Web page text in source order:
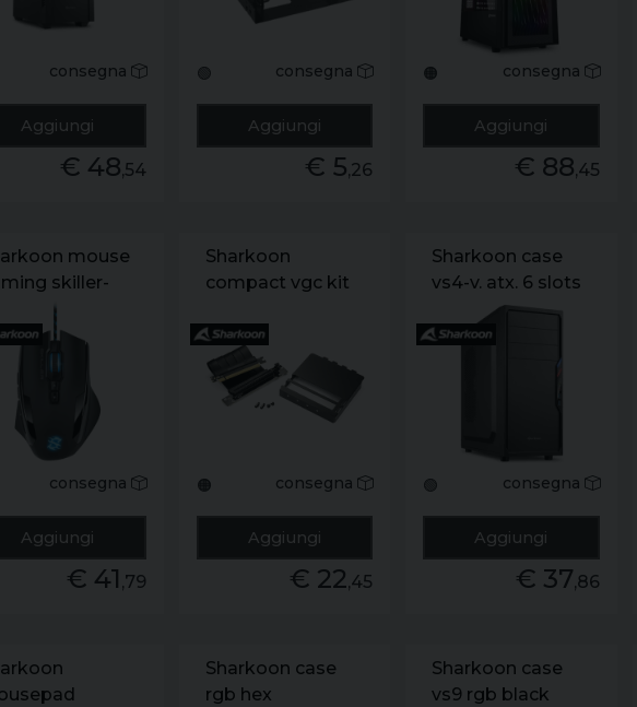
consegna
Aggiungi
€ 48,54
🟢 consegna
Aggiungi
€ 5,26
🟠 consegna
Aggiungi
€ 88,45
mouse
skiller-
1600 dpi.
6 tasti
consegna
Aggiungi
€ 41 ,79
Sharkoon
compact vgc kit
support verticale
per scheda video
pcie 3.0
🟠 consegna
Aggiungi
€ 22,45
Sharkoon case
vs4-v. atx. 6 slots
expansion. 2xusb
3.0 front. drive
colore nero
🟢 consegna
Aggiungi
€ 37,86
Sharkoon case
rgb hex
Sharkoon case
vs9 rgb black